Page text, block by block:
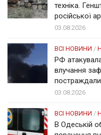
техніка.
російської
03.08.2026
ВСІ НОВИНИ /
РФ
влучання
03.08.2026
ВСІ НОВИНИ /
В Одеській